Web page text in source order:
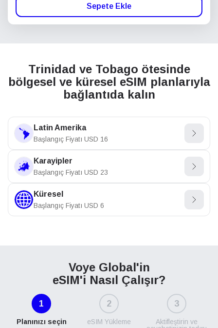
Sepete Ekle
Trinidad ve Tobago ötesinde
bölgesel ve küresel eSIM planlarıyla
bağlantıda kalın
Latin Amerika
Başlangıç Fiyatı USD 16
Karayipler
Başlangıç Fiyatı USD 23
Küresel
Başlangıç Fiyatı USD 6
Voye Global'in
eSIM'i Nasıl Çalışır?
1
Planınızı seçin
2
eSIM Yükleme
3
Aktifleştirin ve